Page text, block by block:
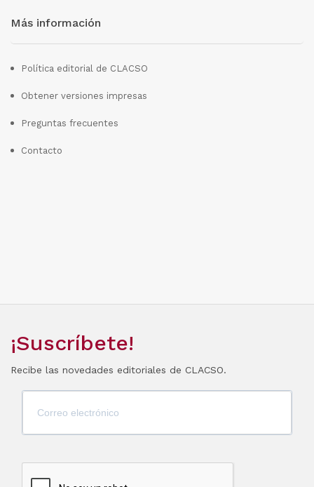
Más información
Política editorial de CLACSO
Obtener versiones impresas
Preguntas frecuentes
Contacto
¡Suscríbete!
Recibe las novedades editoriales de CLACSO.